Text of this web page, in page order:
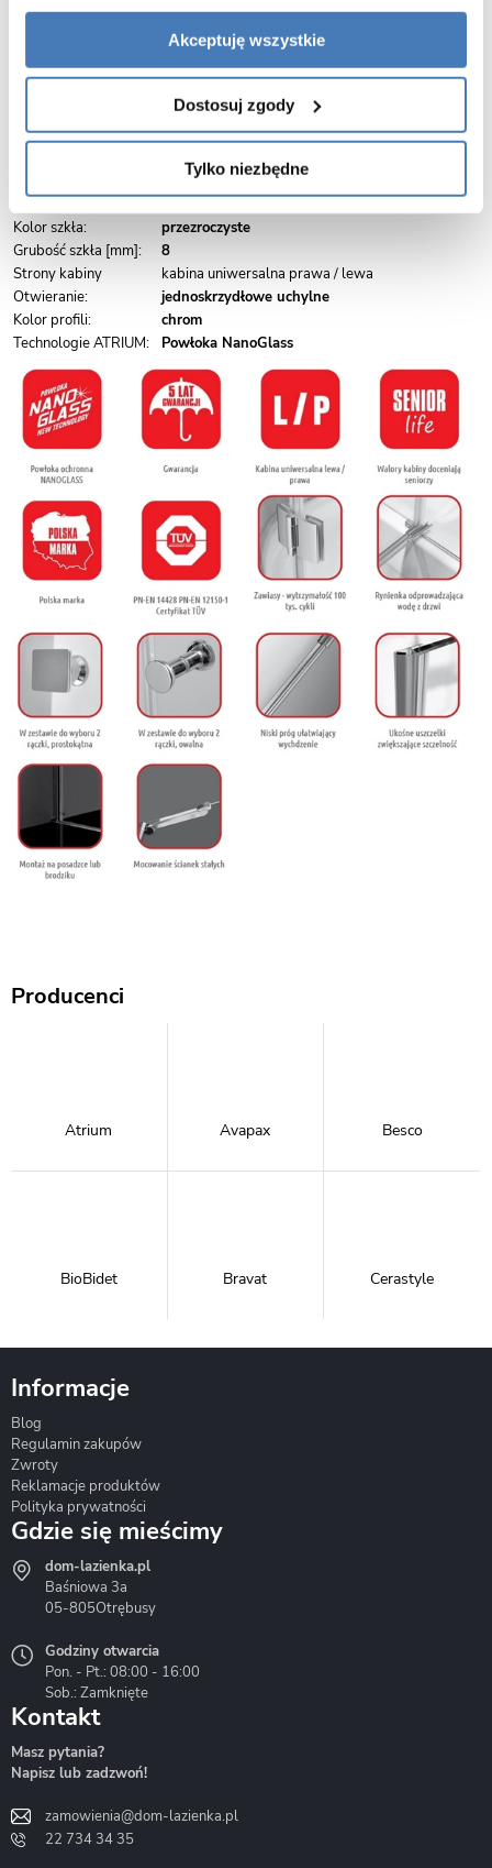
Akceptuję wszystkie
Dostosuj zgody
Tylko niezbędne
bezpośrednio na posadzce.
SZEROKOŚĆ WEJŚCIA 60 CM
AC2B
Seria:
Napoli
80 drzwi x 100 ścianka boczna
Kolor szkła:
przezroczyste
Grubość szkła [mm]:
8
Strony kabiny
kabina uniwersalna prawa / lewa
Otwieranie:
jednoskrzydłowe uchylne
Kolor profili:
chrom
Technologie ATRIUM:
Powłoka NanoGlass
Producenci
Atrium Avapax Besco
BioBidet Bravat Cerastyle
Hydrostop
Liveno
Informacje
Blog
Regulamin zakupów
Zwroty
Reklamacje produktów
Polityka prywatności
Gdzie się mieścimy
dom-lazienka.pl
Baśniowa 3a
05-805Otrębusy
Godziny otwarcia
Pon. - Pt.: 08:00 - 16:00
Sob.: Zamknięte
Kontakt
Masz pytania?
Napisz lub zadzwoń!
zamowienia@dom-lazienka.pl
22 734 34 35